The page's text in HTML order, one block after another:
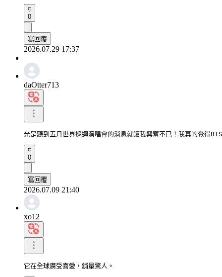
0
寫回覆
2026.07.29 17:37
daOtter713
光是聽到五月世界巡迴演唱會的消息就讓我興奮不已！我真的覺得
0
寫回覆
2026.07.09 21:40
xo12
它在全球廣受喜愛，銷量驚人。